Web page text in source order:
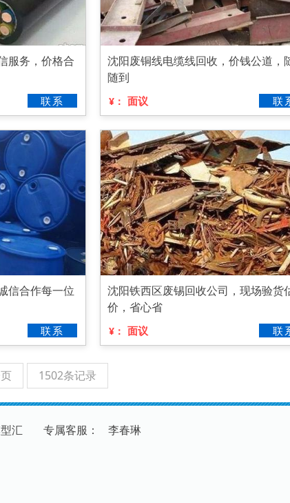
服务，价格合
联系
沈阳废铜线电缆线回收，价钱公道，
随到
¥： 面议 联
信合作每一位
联系
沈阳铁西区废锡回收公司，现场验货
价，省心省
¥： 面议 联
1502条记录
汇 专属客服 ： 李春琳